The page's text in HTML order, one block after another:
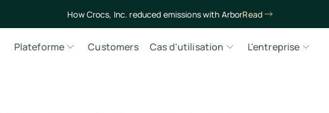
How Crocs, Inc. reduced emissions with ArborRead
Plateforme Customers Cas d'utilisation L'entreprise